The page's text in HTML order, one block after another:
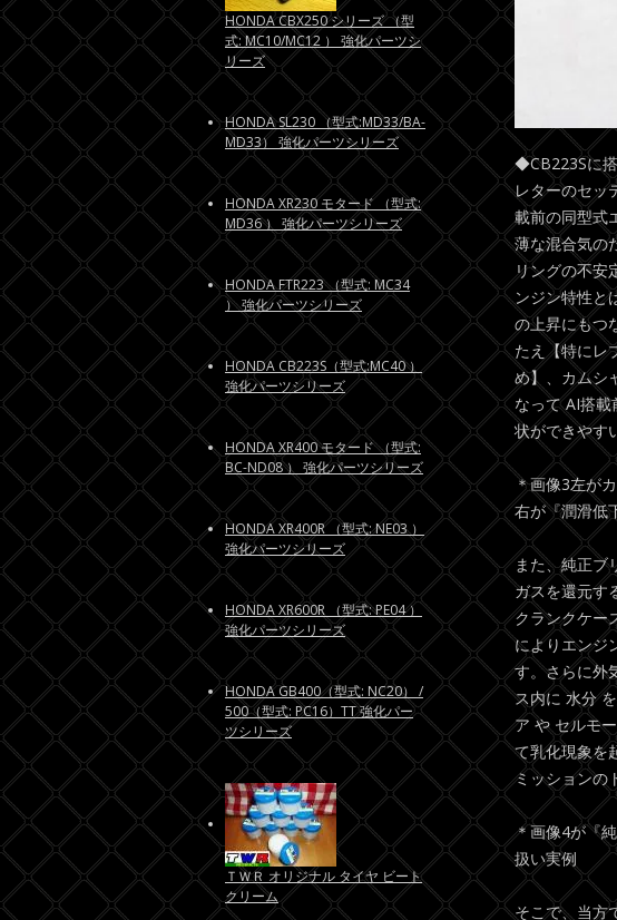
◆CB223Sに
レターのセッ
載前の同型式
薄な混合気の
リングの不安
ンジン特性と
の上昇にもつ
たえ【特にレ
め】、カムシ
なって AI搭
状ができやす
＊画像3左が
右が『潤滑低
また、純正ブ
ガスを還元す
クランクケー
によりエンジ
す。さらに外
ス内に 水分
ア や セルモ
て乳化現象を
ミッションの
＊画像4が『
扱い実例
そこで、当方
HONDA CBX250 シリーズ （型
式: MC10/MC12 ） 強化パーツシ
リーズ
HONDA SL230 （型式:MD33/BA-
MD33） 強化パーツシリーズ
HONDA XR230 モタード （型式:
MD36 ） 強化パーツシリーズ
HONDA FTR223 （型式: MC34
） 強化パーツシリーズ
HONDA CB223S（型式:MC40 ）
強化パーツシリーズ
HONDA XR400 モタード （型式:
BC-ND08 ） 強化パーツシリーズ
HONDA XR400R （型式: NE03 ）
強化パーツシリーズ
HONDA XR600R （型式: PE04 ）
強化パーツシリーズ
HONDA GB400（型式: NC20） /
500（型式: PC16）TT 強化パー
ツシリーズ
ＴＷＲ オリジナル タイヤ ビート
クリーム